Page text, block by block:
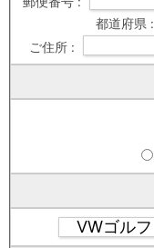
都道府県 :
ご住所 :